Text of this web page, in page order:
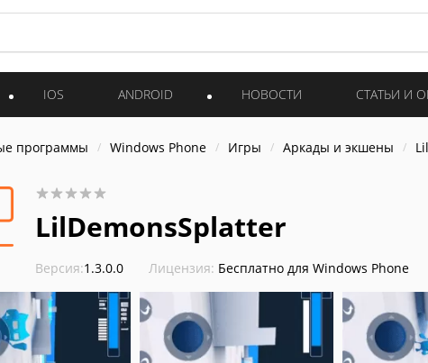
IOS ANDROID НОВОСТИ СТАТЬИ И
программы Windows Phone Игры Аркады и экшены
LilDemonsSplatter
Версия:1.3.0.0 Лицензия: Бесплатно для Windows Phone